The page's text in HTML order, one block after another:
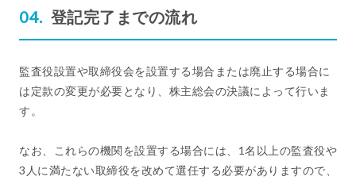
登記完了までの流れ
監査役設置や取締役会を設置する場合または廃止する場合に
は定款の変更が必要となり、株主総会の決議によって行いま
す。
なお、これらの機関を設置する場合には、1名以上の監査役や
3人に満たない取締役を改めて選任する必要がありますので、